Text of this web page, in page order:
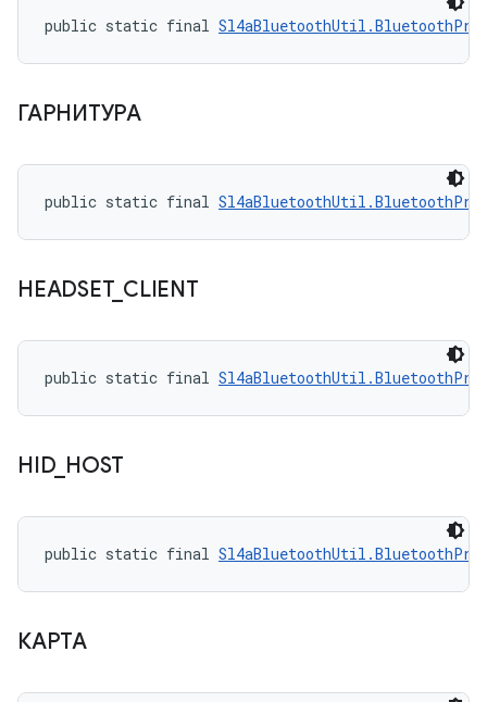
public static final
ГАРНИТУРА
public static final
HEADSET_ CLIENT
public static final
HID_ HOST
public static final
КАРТА